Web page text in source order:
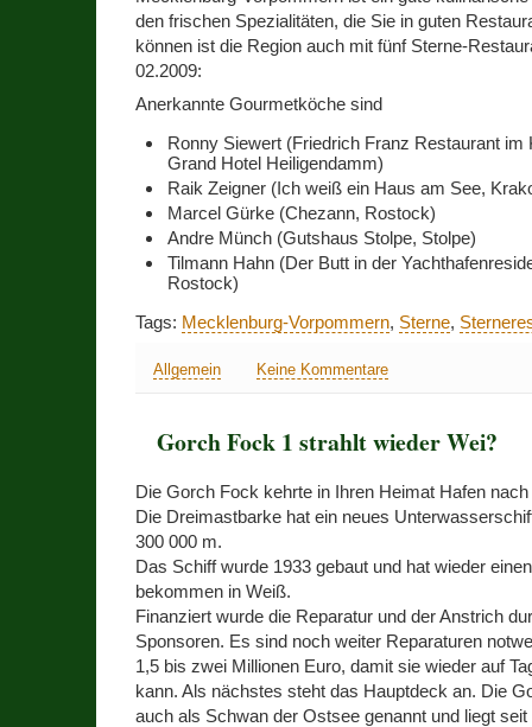
den frischen Spezialitäten, die Sie in guten
können ist die Region auch mit fünf Sterne-
02.2009:
Anerkannte Gourmetköche sind
Ronny Siewert (Friedrich Franz Restaurant im
Grand Hotel Heiligendamm)
Raik Zeigner (Ich weiß ein Haus am See,
Marcel Gürke (Chezann, Rostock)
Andre Münch (Gutshaus Stolpe, Stolpe)
Tilmann Hahn (Der Butt in der
Rostock)
Tags: Mecklenburg-Vorpommern, Sterne,
Allgemein Keine Kommentare
Gorch Fock 1 strahlt wieder Wei?
Die Gorch Fock kehrte in Ihren Heimat Hafen
Die Dreimastbarke hat ein neues
300 000 m.
Das Schiff wurde 1933 gebaut und hat wieder
bekommen in Weiß.
Finanziert wurde die Reparatur und der Anstrich
Sponsoren. Es sind noch weiter Reparaturen
1,5 bis zwei Millionen Euro, damit sie wieder auf
kann. Als nächstes steht das Hauptdeck an. Die
auch als Schwan der Ostsee genannt und liegt